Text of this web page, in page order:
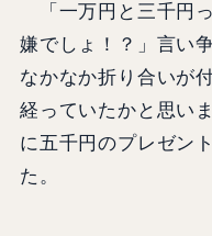
「一万円と三千円
嫌でしょ！？」言い
なかなか折り合いが
経っていたかと思い
に五千円のプレゼン
た。